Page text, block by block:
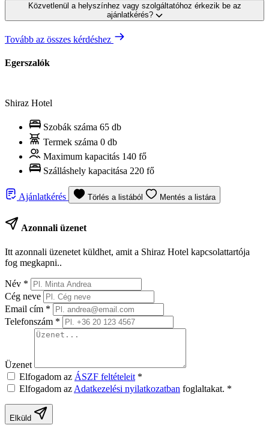
Közvetlenül a helyszínhez vagy szolgáltatóhoz érkezik be az
ajánlatkérés?
Tovább az összes kérdéshez
Egerszalók
Shiraz Hotel
Szobák száma 65 db
Termek száma 0 db
Maximum kapacitás 140 fő
Szálláshely kapacitása 220 fő
Ajánlatkérés Törlés a listából Mentés a listára
Azonnali üzenet
Itt azonnali üzenetet küldhet, amit a Shiraz Hotel kapcsolattartója
fog megkapni..
Név *
Cég neve
Email cím *
Telefonszám *
Üzenet
Elfogadom az ÁSZF feltételeit *
Elfogadom az Adatkezelési nyilatkozatban foglaltakat. *
Elküld